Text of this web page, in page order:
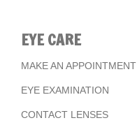
EYE CARE
MAKE AN APPOINTMENT
EYE EXAMINATION
CONTACT LENSES